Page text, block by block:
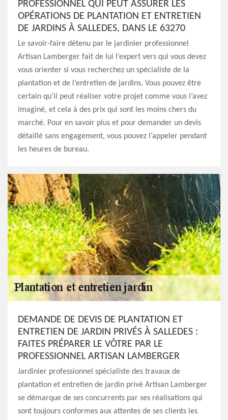
PROFESSIONNEL QUI PEUT ASSURER LES
OPÉRATIONS DE PLANTATION ET ENTRETIEN
DE JARDINS À SALLEDES, DANS LE 63270
Le savoir-faire détenu par le jardinier professionnel
Artisan Lamberger fait de lui l’expert vers qui vous devez
vous orienter si vous recherchez un spécialiste de la
plantation et de l’entretien de jardins. Vous pouvez être
certain qu’il peut réaliser votre projet comme vous l’avez
imaginé, et cela à des prix qui sont les moins chers du
marché. Pour en savoir plus et pour demander un devis
détaillé sans engagement, vous pouvez l’appeler pendant
les heures de bureau.
DEMANDE DE DEVIS DE PLANTATION ET
ENTRETIEN DE JARDIN PRIVÉS À SALLEDES :
FAITES PRÉPARER LE VÔTRE PAR LE
PROFESSIONNEL ARTISAN LAMBERGER
Jardinier professionnel spécialiste des travaux de
plantation et entretien de jardin privé Artisan Lamberger
se démarque de ses concurrents par ses réalisations qui
sont toujours conformes aux attentes de ses clients les